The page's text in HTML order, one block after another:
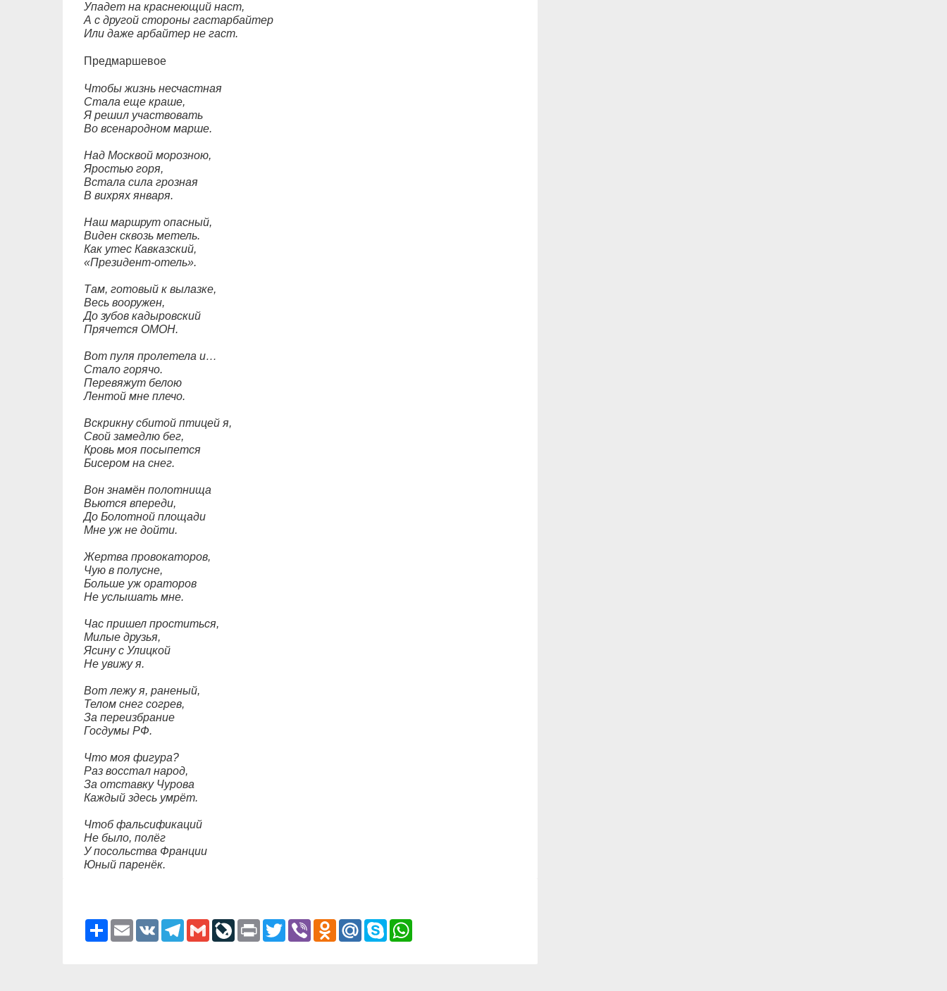
Упадет на краснеющий наст,
А с другой стороны гастарбайтер
Или даже арбайтер не гаст.
Предмаршевое
Чтобы жизнь несчастная
Стала еще краше,
Я решил участвовать
Во всенародном марше.
Над Москвой морозною,
Яростью горя,
Встала сила грозная
В вихрях января.
Наш маршрут опасный,
Виден сквозь метель.
Как утес Кавказский,
«Президент-отель».
Там, готовый к вылазке,
Весь вооружен,
До зубов кадыровский
Прячется ОМОН.
Вот пуля пролетела и…
Стало горячо.
Перевяжут белою
Лентой мне плечо.
Вскрикну сбитой птицей я,
Свой замедлю бег,
Кровь моя посыпется
Бисером на снег.
Вон знамён полотнища
Вьются впереди,
До Болотной площади
Мне уж не дойти.
Жертва провокаторов,
Чую в полусне,
Больше уж ораторов
Не услышать мне.
Час пришел проститься,
Милые друзья,
Ясину с Улицкой
Не увижу я.
Вот лежу я, раненый,
Телом снег согрев,
За переизбрание
Госдумы РФ.
Что моя фигура?
Раз восстал народ,
За отставку Чурова
Каждый здесь умрёт.
Чтоб фальсификаций
Не было, полёг
У посольства Франции
Юный паренёк.
РесурсEmail VK Telegram
GmailLiveJournal
Print TwitterViber Odnoklassniki
Mail.RuSkypeWhatsApp